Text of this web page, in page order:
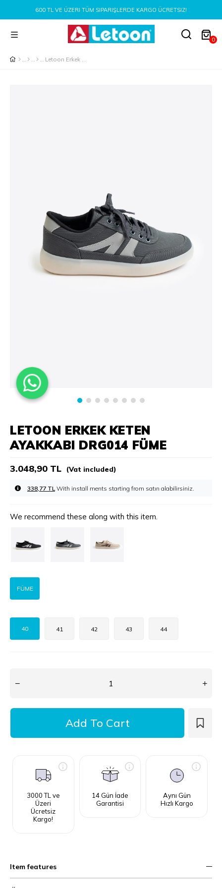
600 TL VE ÜZERI TÜM SIPARIŞLERDE KARGO ÜCRETSIZ!
0
Letoon Erkek Keten Ayakkabı DRG014 FÜME
LETOON ERKEK KETEN
AYAKKABI DRG014 FÜME
3.048,90 TL (Vat included)
338,77 TL With install ments starting from
We recommend these along with this item.
FÜME
40 41 42 43 44
3000 TL ve
Üzeri
Ücretsiz
Kargo!
14 Gün İade
Garantisi
Aynı Gün
Hızlı Kargo
Item features